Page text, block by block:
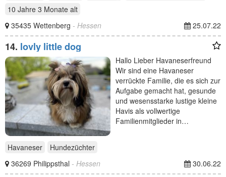
10 Jahre 3 Monate alt
35435 Wettenberg - Hessen 25.07.22
14. lovly little dog
Hallo Lieber Havaneserfreund
Wir sind eine Havaneser
verrückte Familie, die es sich zur
Aufgabe gemacht hat, gesunde
und wesensstarke lustige kleine
Havis als vollwertige
Familienmitglieder in…
Havaneser
Hundezüchter
36269 Philippsthal - Hessen 30.06.22